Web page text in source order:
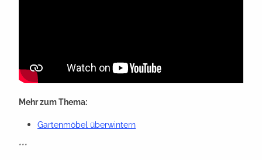
Mehr zum Thema:
Gartenmöbel überwintern
***